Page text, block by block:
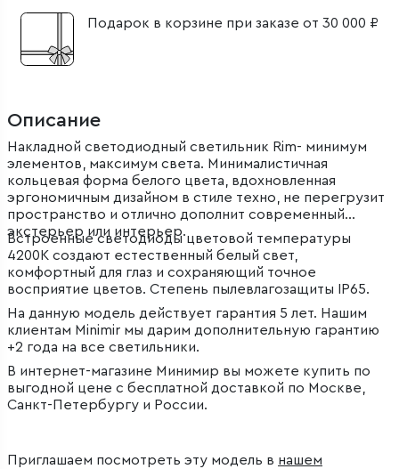
Подарок в корзине при заказе от 30 000 ₽
Описание
Накладной светодиодный светильник Rim- минимум
элементов, максимум света. Минималистичная
кольцевая форма белого цвета, вдохновленная
эргономичным дизайном в стиле техно, не перегрузит
пространство и отлично дополнит современный
экстерьер или интерьер.
Встроенные светодиоды цветовой температуры
4200К создают естественный белый свет,
комфортный для глаз и сохраняющий точное
восприятие цветов. Степень пылевлагозащиты IP65.
На данную модель действует гарантия 5 лет. Нашим
клиентам Minimir мы дарим дополнительную гарантию
+2 года на все светильники.
В интернет-магазине Минимир вы можете купить по
выгодной цене с бесплатной доставкой по Москве,
Санкт-Петербургу и России.
Приглашаем посмотреть эту модель в нашем